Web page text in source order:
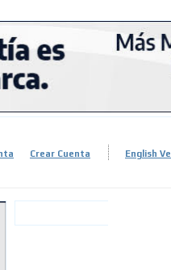
Crear Cuenta English